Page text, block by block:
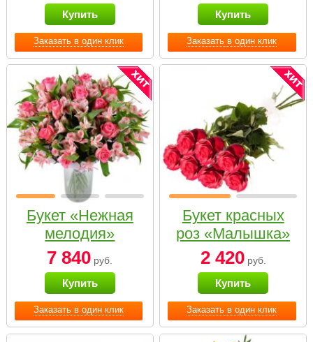
Заказать в один клик
Купить
Заказать в один клик
Купить
Заказать в один клик
Букет «Нежная
мелодия»
7 840 руб.
Купить
Заказать в один клик
Букет красных
роз «Малышка»
2 420руб.
Купить